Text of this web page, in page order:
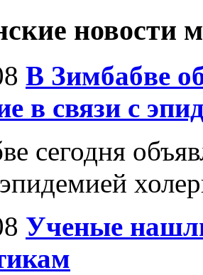
новости
В Зимбабве
в связи с
сегодня
Ученые